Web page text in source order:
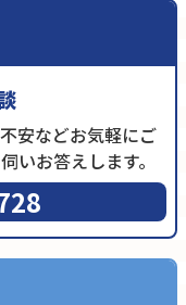
安などお気軽にご
いお答えします。